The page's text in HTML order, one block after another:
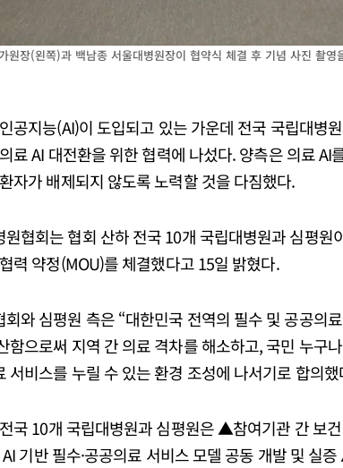
원장(왼쪽)과 백남종 서울대병원장이 협약식 체결 후 기념 사진 촬영
공지능(AI)이 도입되고 있는 가운데 전국 국립대병
료 AI 대전환을 위한 협력에 나섰다. 양측은 의료 AI
자가 배제되지 않도록 노력할 것을 다짐했다.
협회는 협회 산하 전국 10개 국립대병원과 심평원
력 약정(MOU)를 체결했다고 15일 밝혔다.
와 심평원 측은 “대한민국 전역의 필수 및 공공의
함으로써 지역 간 의료 격차를 해소하고, 국민 누구
서비스를 누릴 수 있는 환경 조성에 나서기로 합의
국 10개 국립대병원과 심평원은 ▲참여기관 간 보
기반 필수·공공의료 서비스 모델 공동 개발 및 실